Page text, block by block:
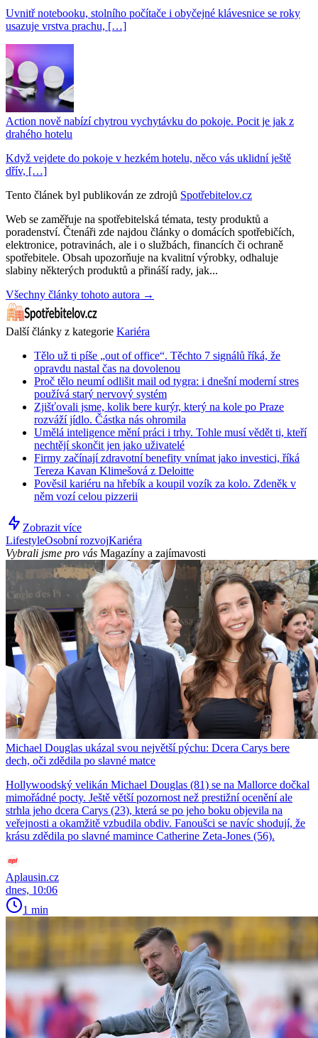
Uvnitř notebooku, stolního počítače i obyčejné klávesnice se roky
usazuje vrstva prachu, […]
Action nově nabízí chytrou vychytávku do pokoje. Pocit je jak z
drahého hotelu
Když vejdete do pokoje v hezkém hotelu, něco vás uklidní ještě
dřív, […]
Tento článek byl publikován ze zdrojů Spotřebitelov.cz
Web se zaměřuje na spotřebitelská témata, testy produktů a
poradenství. Čtenáři zde najdou články o domácích spotřebičích,
elektronice, potravinách, ale i o službách, financích či ochraně
spotřebitele. Obsah upozorňuje na kvalitní výrobky, odhaluje
slabiny některých produktů a přináší rady, jak...
Všechny články tohoto autora →
Další články z kategorie Kariéra
Tělo už ti píše „out of office“. Těchto 7 signálů říká, že
opravdu nastal čas na dovolenou
Proč tělo neumí odlišit mail od tygra: i dnešní moderní stres
používá starý nervový systém
Zjišťovali jsme, kolik bere kurýr, který na kole po Praze
rozváží jídlo. Částka nás ohromila
Umělá inteligence mění práci i trhy. Tohle musí vědět ti, kteří
nechtějí skončit jen jako uživatelé
Firmy začínají zdravotní benefity vnímat jako investici, říká
Tereza Kavan Klimešová z Deloitte
Pověsil kariéru na hřebík a koupil vozík za kolo. Zdeněk v
něm vozí celou pizzerii
Zobrazit více
LifestyleOsobní rozvojKariéra
Vybrali jsme pro vás Magazíny a zajímavosti
Michael Douglas ukázal svou největší pýchu: Dcera Carys bere
dech, oči zdědila po slavné matce
Hollywoodský velikán Michael Douglas (81) se na Mallorce dočkal
mimořádné pocty. Ještě větší pozornost než prestižní ocenění ale
strhla jeho dcera Carys (23), která se po jeho boku objevila na
veřejnosti a okamžitě vzbudila obdiv. Fanoušci se navíc shodují, že
krásu zdědila po slavné mamince Catherine Zeta-Jones (56).
Aplausin.cz
dnes, 10:06
1 min